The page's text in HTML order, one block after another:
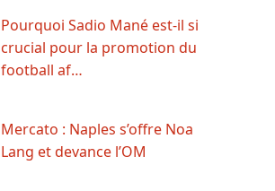
Pourquoi Sadio Mané est-il si
crucial pour la promotion du
football af…
Mercato : Naples s’offre Noa
Lang et devance l’OM